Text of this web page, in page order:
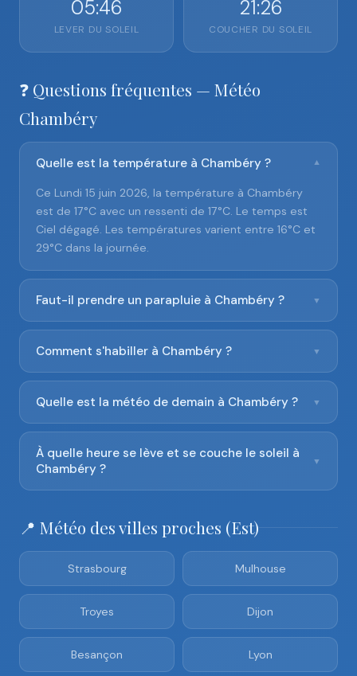
05:46
LEVER DU SOLEIL
21:26
COUCHER DU SOLEIL
❓ Questions fréquentes — Météo
Chambéry
Quelle est la température à Chambéry ? ▼
Ce Lundi 15 juin 2026, la température à Chambéry
est de 17°C avec un ressenti de 17°C. Le temps est
Ciel dégagé. Les températures varient entre 16°C et
29°C dans la journée.
Faut-il prendre un parapluie à Chambéry ? ▼
Comment s'habiller à Chambéry ? ▼
Quelle est la météo de demain à Chambéry ? ▼
À quelle heure se lève et se couche le soleil à
Chambéry ?
▼
📍 Météo des villes proches (Est)
Strasbourg Mulhouse
Troyes Dijon
Besançon Lyon